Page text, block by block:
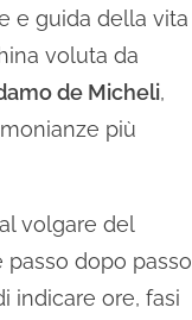
e guida della vita
voluta da
de Micheli,
più
volgare del
dopo passo
indicare ore, fasi